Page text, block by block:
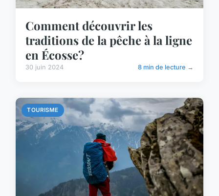
Comment découvrir les
traditions de la pêche à la ligne
en Écosse?
30 juin 2024 8 min de lecture →
TOURISME